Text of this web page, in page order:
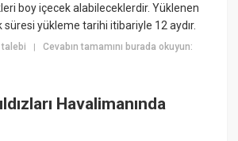
boy içecek alabileceklerdir. Yüklenen
süresi yükleme tarihi itibariyle 12 aydır.
talebi |Cevabın tamamını burada okuyun:
Havalimanında